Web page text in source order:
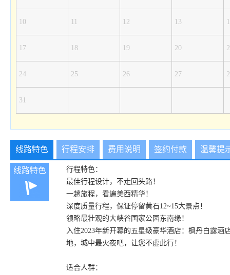
10 11 12 13
17 18 19 20
24 25 26 27
31
线路特色 行程安排 费用说明 签约付款 温馨提
线路特色
行程特色：
最佳行程设计，不走回头路！
一趟旅程，看遍美西精华！
深度质量行程，保证停留黄石12~15大景点！
领略最壮观的大峡谷国家公园东南缘！
入住2023年新开幕的五星级豪华酒店：枫丹白露酒
地，城中最火夜吧，让您不虚此行！
适合人群：